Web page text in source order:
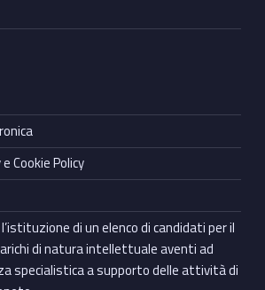
Cookie Policy
di un elenco di candidati per il
di natura intellettuale aventi ad
specialistica a supporto delle attività di